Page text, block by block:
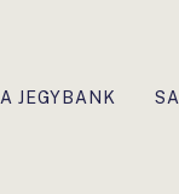
A JEGYBANK